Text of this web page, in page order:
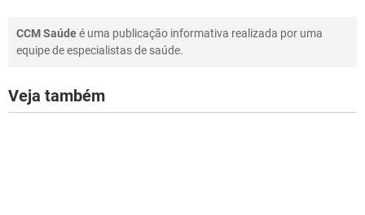
CCM Saúdeé uma publicação informativa realizada por uma
equipe de especialistas de saúde.
Veja também